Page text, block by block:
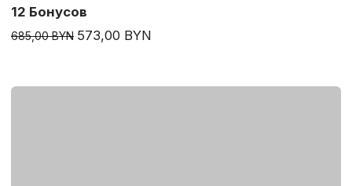
12 Бонусов
685,00 BYN 573,00 BYN